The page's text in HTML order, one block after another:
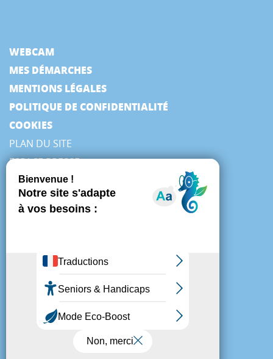
WEBCAM
MES DÉMARCHES
MENTIONS LÉGALES
POLITIQUE DE CONFIDENTIALITÉ
COOKIES
PLAN DU SITE
ESPACE PRESSE